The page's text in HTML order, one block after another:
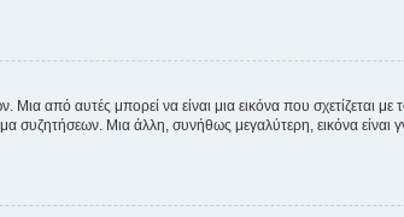
από αυτές μπορεί να είναι μια εικόνα που σχετίζεται
Μια άλλη, συνήθως μεγαλύτερη, εικόνα είναι